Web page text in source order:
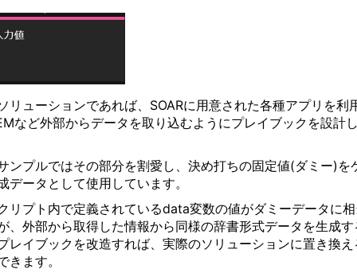
リューションであれば、 SOARに用意された各種アプリを利
など外部からデータを取り込むようにプレイブックを設計
ンプルではその部分を割愛し、決め打ちの固定値(ダミー) を
データとして使用しています。
リプト内で定義されているdata変数の値がダミーデータに
、外部から取得した情報から同様の辞書形式データを生成す
レイブックを改造すれば、実際のソリューションに置き換え
きます。